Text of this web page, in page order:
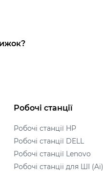
Робочі станції
Робочі станції HP
Робочі станції DELL
Робочі станції Lenovo
Робочі станціі для ШІ (Ai)